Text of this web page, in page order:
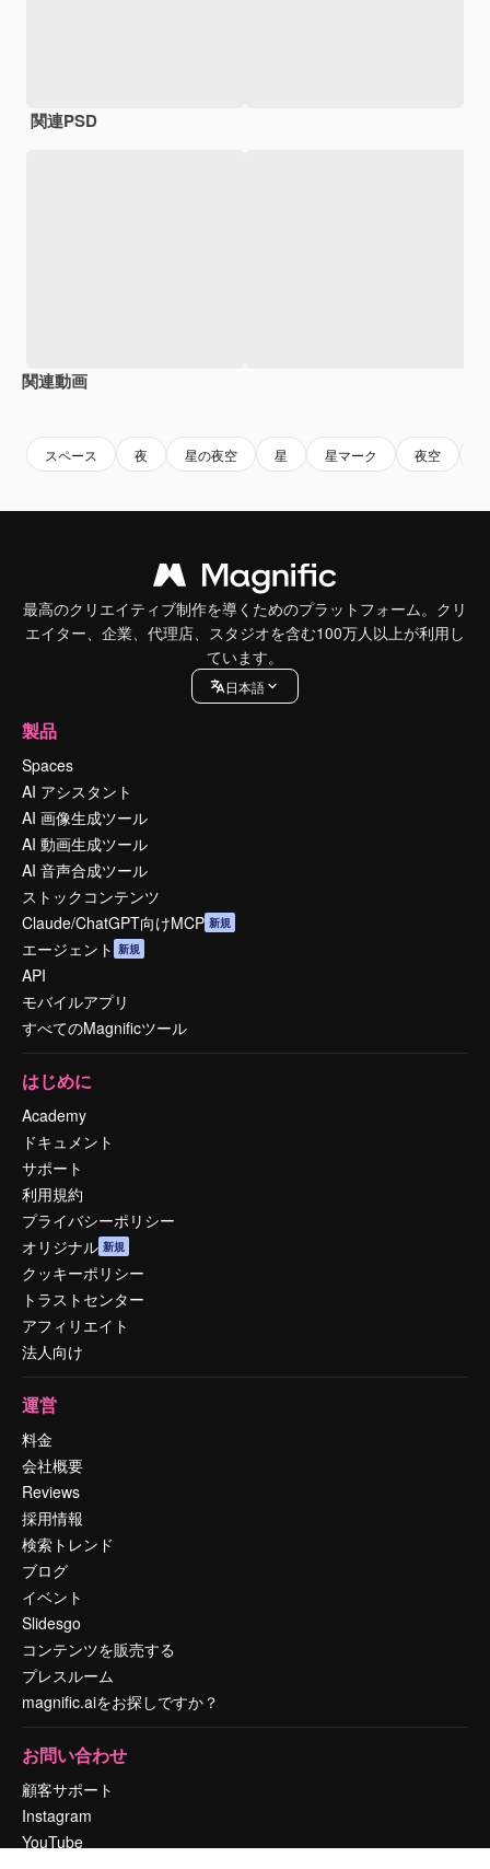
関連PSD
関連動画
スペース 夜 星の夜空 星 星マーク 夜空
最高のクリエイティブ制作を導くためのプラットフォーム。クリ
エイター、企業、代理店、スタジオを含む100万人以上が利用し
ています。
日本語
製品
Spaces
AI アシスタント
AI 画像生成ツール
AI 動画生成ツール
AI 音声合成ツール
ストックコンテンツ
Claude/ChatGPT向けMCP 新規
エージェント 新規
API
モバイルアプリ
すべてのMagnificツール
はじめに
Academy
ドキュメント
サポート
利用規約
プライバシーポリシー
オリジナル 新規
クッキーポリシー
トラストセンター
アフィリエイト
法人向け
運営
料金
会社概要
Reviews
採用情報
検索トレンド
ブログ
イベント
Slidesgo
コンテンツを販売する
プレスルーム
magnific.aiをお探しですか？
お問い合わせ
顧客サポート
Instagram
YouTube